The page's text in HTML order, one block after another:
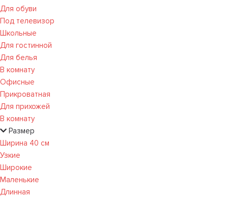
Для обуви
Под телевизор
Школьные
Для гостинной
Для белья
В комнату
Офисные
Прикроватная
Для прихожей
В комнату
Размер
Ширина 40 см
Узкие
Широкие
Маленькие
Длинная